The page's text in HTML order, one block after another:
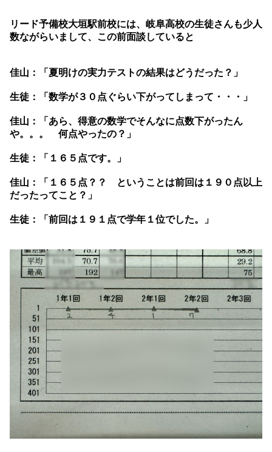
リード予備校大垣駅前校には、岐阜高校の生徒さんも少人
数ながらいまして、この前面談していると
佳山：「夏明けの実力テストの結果はどうだった？」
生徒：「数学が３０点ぐらい下がってしまって・・・」
佳山：「あら、得意の数学でそんなに点数下がったん
や。。。 何点やったの？」
生徒：「１６５点です。」
佳山：「１６５点？？ ということは前回は１９０点以上
だったってこと？」
生徒：「前回は１９１点で学年１位でした。」